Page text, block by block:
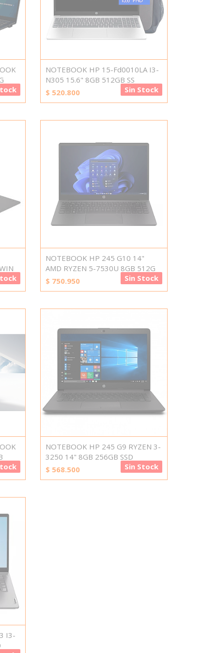
NOTEBOOK HP 15-Fd0010LA I3-
N305 15.6" 8GB 512GB SS
$ 520.800 Sin Stock
NOTEBOOK HP 245 G10 14"
AMD RYZEN 5-7530U 8GB 512G
$ 750.950 Sin Stock
NOTEBOOK HP 245 G9 RYZEN 3-
3250 14" 8GB 256GB SSD
$ 568.500 Sin Stock
I3-